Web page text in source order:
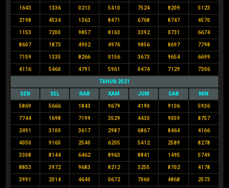
1643 1336 0213 5410 7524 8209 5123
2198 4534 1363 8471 6768 8747 4570
1153 7200 9857 8163 3392 0731 6674
8607 1873 4902 4976 9856 8697 7798
7159 1335 8266 0156 3673 9654 6699
4116 5460 4791 5961 0474 7129 7306
TAHUN 2021
SEN SEL RAB KAM JUM SAB MIN
5869 5666 1843 9679 4190 9106 5936
7744 1698 7199 3529 4430 9059 8757
2491 3100 3617 2987 6867 8464 4166
4050 9165 2540 6205 5412 2589 8278
3308 8144 6462 8963 8841 1495 5749
8853 3972 9683 8212 3255 8702 4178
3991 2014 4640 0672 7060 4868 2573